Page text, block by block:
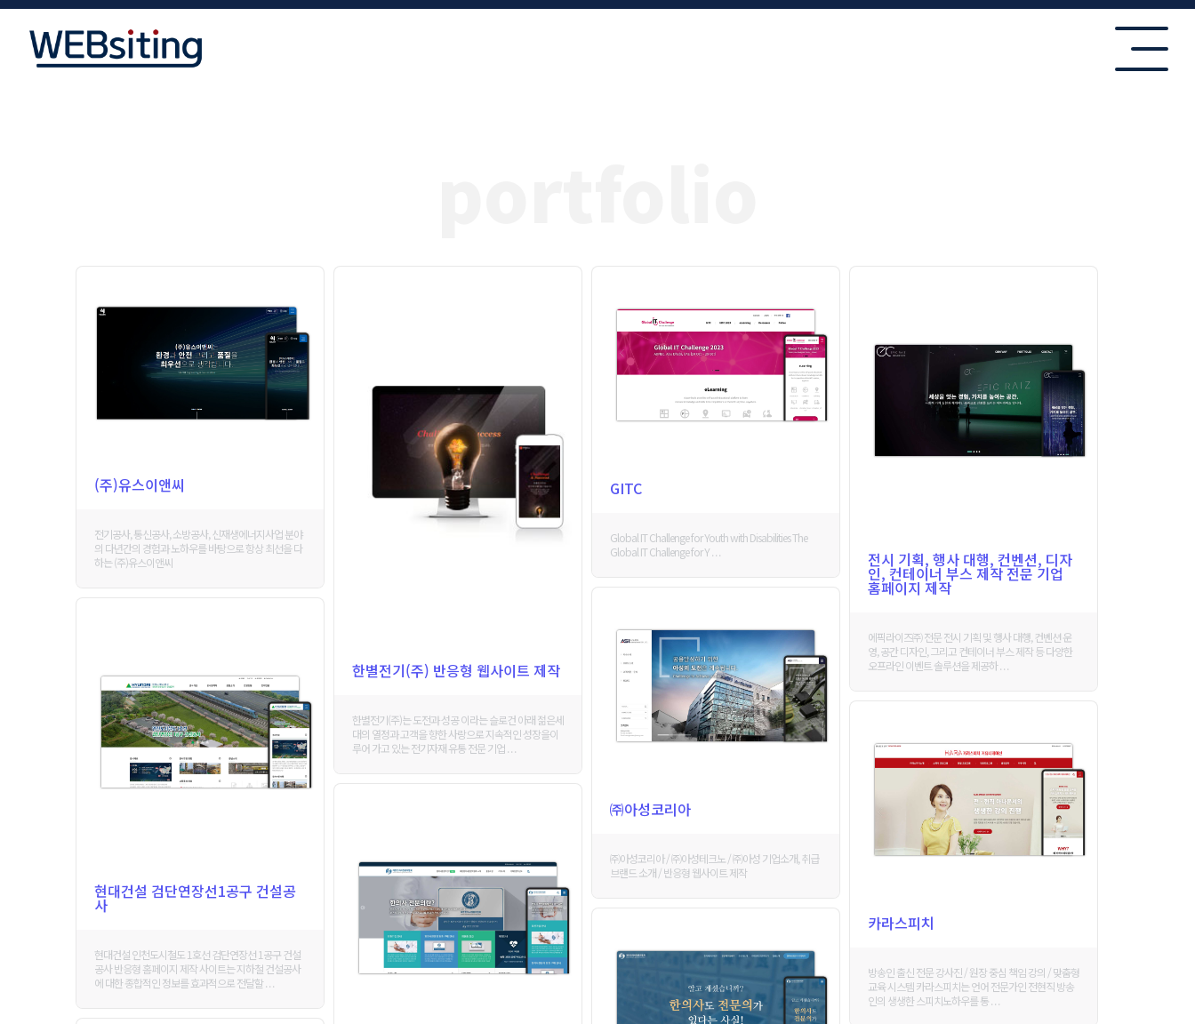
(주)유스이앤씨
전기공사, 통신공사, 소방공사, 신재생에너지사업 분야
의 다년간의 경험과 노하우를 바탕으로 항상 최선을 다
하는 (주)유스이앤씨
한별전기(주) 반응형 웹사이트 제작
한별전기(주)는 도전과 성공 이라는 슬로건 아래 젊은세
대의 열정과 고객을 향한 사랑으로 지속적인 성장을이
루어 가고 있는 전기자재 유통 전문 기업 . . .
GITC
Global IT Challenge for Youth with Disabilities The
Global IT Challenge for Y . . .
전시 기획, 행사 대행, 컨벤션, 디자
인, 컨테이너 부스 제작 전문 기업
홈페이지 제작
에픽라이즈㈜ 전문 전시 기획 및 행사 대행, 컨벤션 운
영, 공간 디자인, 그리고 컨테이너 부스 제작 등 다양한
오프라인 이벤트 솔루션을 제공하 . . .
㈜아성코리아
㈜아성코리아 / ㈜아성테크노 / ㈜아성 기업소개, 취급
브랜드 소개 / 반응형 웹사이트 제작
현대건설 검단연장선1공구 건설공
사
현대건설 인천도시철도 1호선 검단연장선 1공구 건설
공사 반응형 홈페이지 제작 사이트는 지하철 건설공사
에 대한 종합적인 정보를 효과적으로 전달할 . . .
카라스피치
방송인 출신 전문 강사진 / 원장 중심 책임 강의 / 맞춤형
교육 시스템 카라스피치는 언어 전문가인 전현직 방송
인의 생생한 스피치노하우를 통 . . .